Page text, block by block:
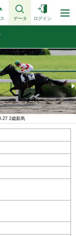
データ ログイン
2歳新馬